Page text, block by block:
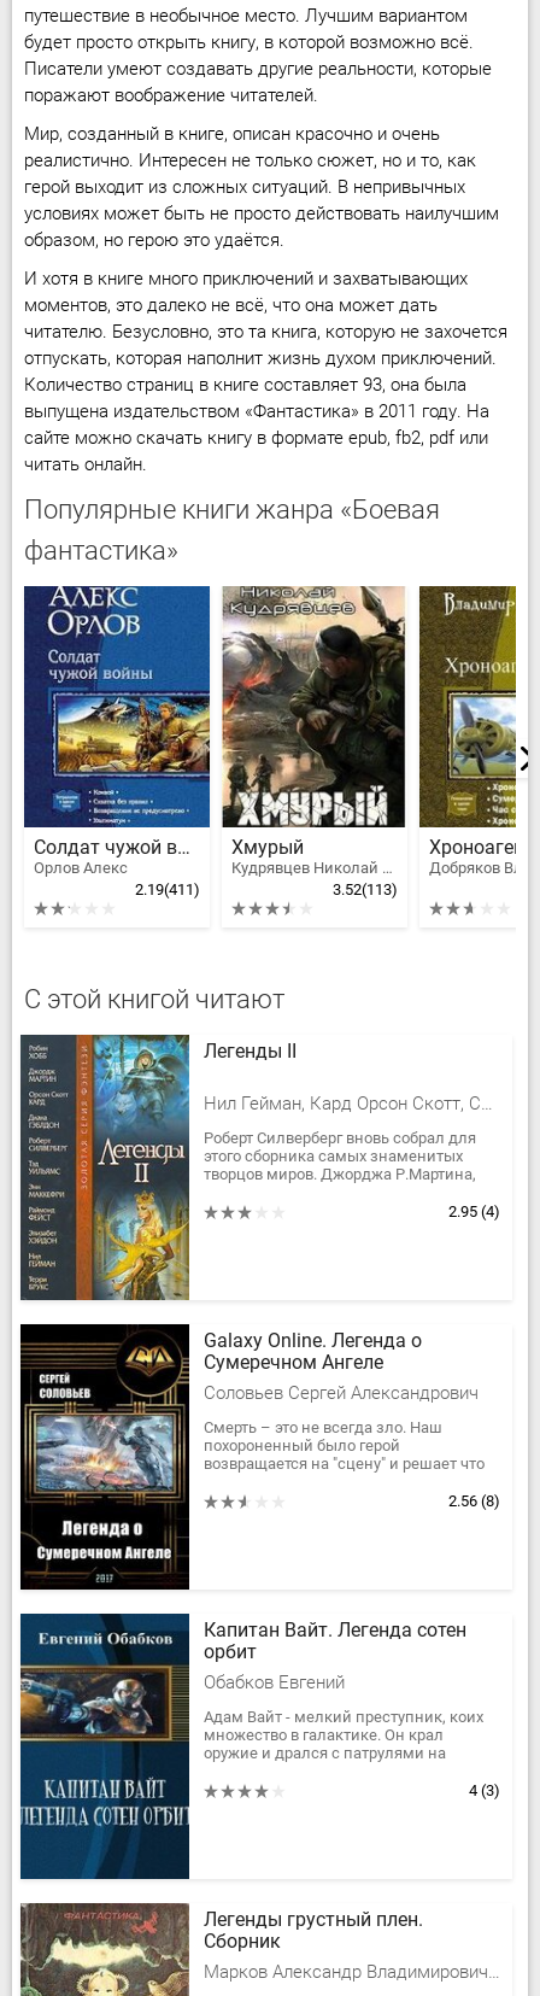
путешествие в необычное место. Лучшим вариантом
будет просто открыть книгу, в которой возможно всё.
Писатели умеют создавать другие реальности, которые
поражают воображение читателей.
Мир, созданный в книге, описан красочно и очень
реалистично. Интересен не только сюжет, но и то, как
герой выходит из сложных ситуаций. В непривычных
условиях может быть не просто действовать наилучшим
образом, но герою это удаётся.
И хотя в книге много приключений и захватывающих
моментов, это далеко не всё, что она может дать
читателю. Безусловно, это та книга, которую не захочется
отпускать, которая наполнит жизнь духом приключений.
Количество страниц в книге составляет 93, она была
выпущена издательством «Фантастика» в 2011 году. На
сайте можно скачать книгу в формате epub, fb2, pdf или
читать онлайн.
Популярные книги жанра «Боевая
фантастика»
Солдат чужой войны
Орлов Алекс
2.19(411)
Хмурый
Кудрявцев Николай Федорович
3.52(113)
С этой книгой читают
Легенды II
Нил Гейман, Кард Орсон Скотт, Сильверберг Роберт, Фейст Рэймонд Элиас, Брукс Терри, Хобб Робин, Джордж Рэймонд Ричард Мартин, Гебелдон Диана, Хэйдон Элизабет, Маккефри Энн и Тодд
Роберт Силверберг вновь собрал для
этого сборника самых знаменитых
творцов миров. Джорджа Р.Мартина,
Терри Брукса, создавшего мир...
2.95 (4)
Galaxy Online. Легенда о
Сумеречном Ангеле
Соловьев Сергей Александрович
Смерть – это не всегда зло. Наш
похороненный было герой
возвращается на "сцену" и решает что
этого дня и до последнего вздоха...2.56 (8)
Капитан Вайт. Легенда сотен
орбит
Обабков Евгений
Адам Вайт - мелкий преступник, коих
множество в галактике. Он крал
оружие и дрался с патрулями на
звезд и задирал служителей закона4 (3)
Легенды грустный плен.
Сборник
Марков Александр Владимирович, Бушков Александр, Сухинов Сергей Стефанович, Забирко Виталий Сергеевич, Козинец Людмила Петровна, Шитик Владимир, Пьянкова Таисия Ефимовна, Силецкий Александр Валентинович, Дрозд Евгений Ануфриевич, Грушко Елена Арсеньевна, Маринин Эрнест Хаимович наст. Рабинович, Магалиф Юрий, Зотов Борис